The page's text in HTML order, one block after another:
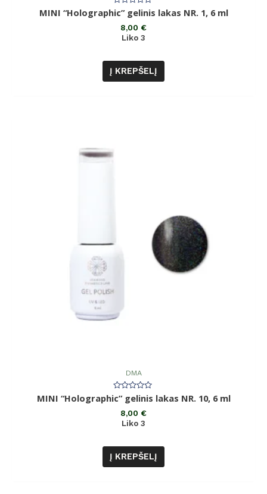
Įvertinimas:
0
MINI “Holographic” gelinis lakas NR. 1, 6 ml
8,00 €
Liko 3
Į KREPŠELĮ
DMA
Įvertinimas:
0
MINI “Holographic” gelinis lakas NR. 10, 6 ml
8,00 €
Liko 3
Į KREPŠELĮ